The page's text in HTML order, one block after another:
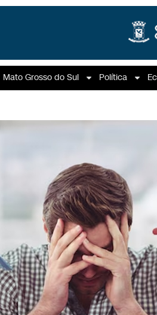
Mato Grosso do Sul Política